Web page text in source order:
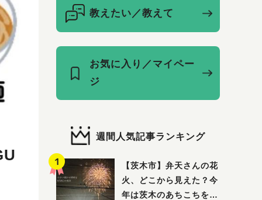
教えたい／教えて
お気に入り／マイペー
ジ
週間人気記事ランキング
【茨木市】弁天さんの花
火、どこから見えた？今
年は茨木のあちこちを巡